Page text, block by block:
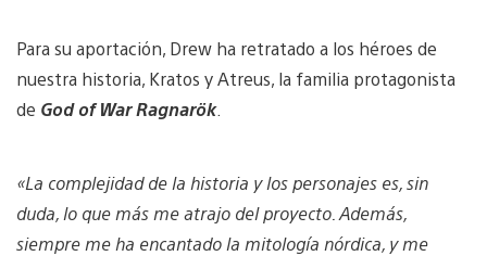
Para su aportación, Drew ha retratado a los héroes de
nuestra historia, Kratos y Atreus, la familia protagonista
de God of War Ragnarök.
«La complejidad de la historia y los personajes es, sin
duda, lo que más me atrajo del proyecto. Además,
siempre me ha encantado la mitología nórdica, y me